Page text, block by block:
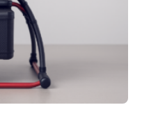
verglichen mit
des
, Composite- und